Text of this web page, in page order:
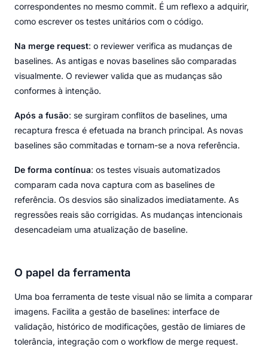
correspondentes no mesmo commit. É um reflexo a adquirir,
como escrever os testes unitários com o código.
Na merge request: o reviewer verifica as mudanças de
baselines. As antigas e novas baselines são comparadas
visualmente. O reviewer valida que as mudanças são
conformes à intenção.
Após a fusão: se surgiram conflitos de baselines, uma
recaptura fresca é efetuada na branch principal. As novas
baselines são commitadas e tornam-se a nova referência.
De forma contínua: os testes visuais automatizados
comparam cada nova captura com as baselines de
referência. Os desvios são sinalizados imediatamente. As
regressões reais são corrigidas. As mudanças intencionais
desencadeiam uma atualização de baseline.
O papel da ferramenta
Uma boa ferramenta de teste visual não se limita a comparar
imagens. Facilita a gestão de baselines: interface de
validação, histórico de modificações, gestão de limiares de
tolerância, integração com o workflow de merge request.